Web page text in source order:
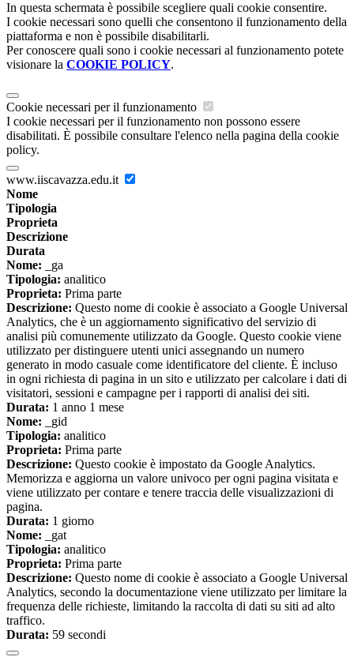
In questa schermata è possibile scegliere quali cookie consentire.
I cookie necessari sono quelli che consentono il funzionamento della
piattaforma e non è possibile disabilitarli.
Per conoscere quali sono i cookie necessari al funzionamento potete
visionare la COOKIE POLICY.
Cookie necessari per il funzionamento
I cookie necessari per il funzionamento non possono essere
disabilitati. È possibile consultare l'elenco nella pagina della cookie
policy.
www.iiscavazza.edu.it
Nome
Tipologia
Proprieta
Descrizione
Durata
Nome: _ga
Tipologia: analitico
Proprieta: Prima parte
Descrizione: Questo nome di cookie è associato a Google Universal
Analytics, che è un aggiornamento significativo del servizio di
analisi più comunemente utilizzato da Google. Questo cookie viene
utilizzato per distinguere utenti unici assegnando un numero
generato in modo casuale come identificatore del cliente. È incluso
in ogni richiesta di pagina in un sito e utilizzato per calcolare i dati di
visitatori, sessioni e campagne per i rapporti di analisi dei siti.
Durata: 1 anno 1 mese
Nome: _gid
Tipologia: analitico
Proprieta: Prima parte
Descrizione: Questo cookie è impostato da Google Analytics.
Memorizza e aggiorna un valore univoco per ogni pagina visitata e
viene utilizzato per contare e tenere traccia delle visualizzazioni di
pagina.
Durata: 1 giorno
Nome: _gat
Tipologia: analitico
Proprieta: Prima parte
Descrizione: Questo nome di cookie è associato a Google Universal
Analytics, secondo la documentazione viene utilizzato per limitare la
frequenza delle richieste, limitando la raccolta di dati su siti ad alto
traffico.
Durata: 59 secondi